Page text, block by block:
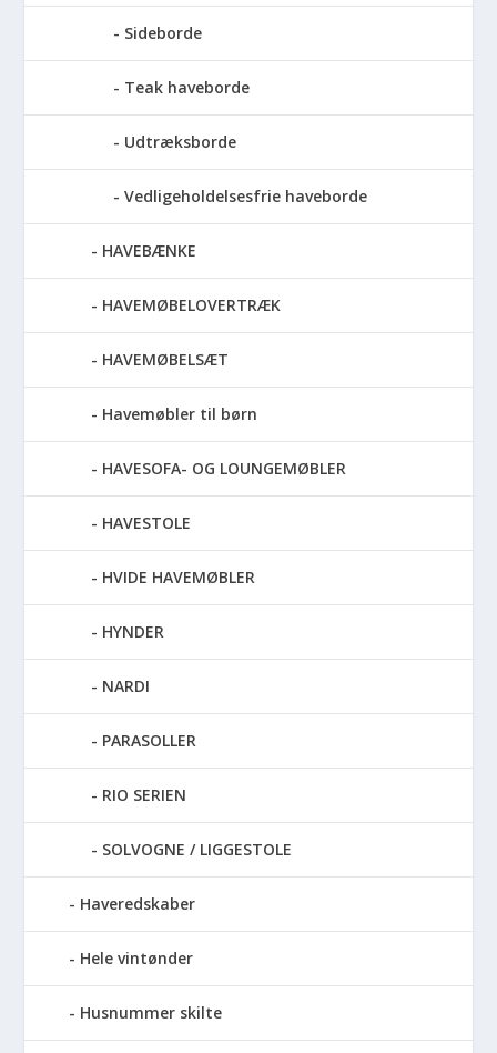
Sideborde
Teak haveborde
Udtræksborde
Vedligeholdelsesfrie haveborde
HAVEBÆNKE
HAVEMØBELOVERTRÆK
HAVEMØBELSÆT
Havemøbler til børn
HAVESOFA- OG LOUNGEMØBLER
HAVESTOLE
HVIDE HAVEMØBLER
HYNDER
NARDI
PARASOLLER
RIO SERIEN
SOLVOGNE / LIGGESTOLE
Haveredskaber
Hele vintønder
Husnummer skilte